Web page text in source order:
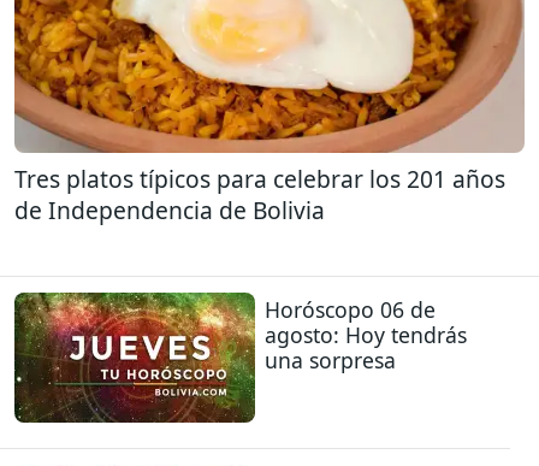
Tres platos típicos para celebrar los 201 años
de Independencia de Bolivia
Horóscopo 06 de
agosto: Hoy tendrás
una sorpresa